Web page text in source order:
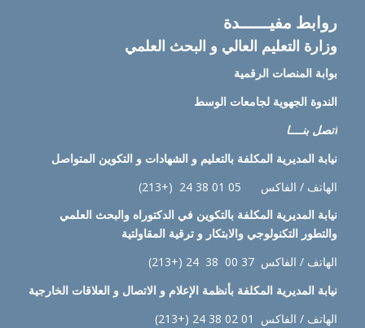
روابط مفيــــــدة
وزارة التعليم العالي و البحث العلمي
بوابة المنصات الرقمية
الندوة الجهوية لجامعات الوسط
اتصل بنــــا
نيابة المديرية المكلفة بالتعليم و الشهادات و التكوين المتواصل
الهاتف / الفاكس 05 01 38 24 (+213)
نيابة المديرية المكلفة بالتكوين في الدكتوراه والبحث العلمي
والتطور التكنولوجي والابتكار و ترقية المقاولتية
الهاتف / الفاكس 37 00 38 24 (+213)
نيابة المديرية المكلفة بأنظمة الإعلام و الاتصال و العلاقات الخارجية
الهاتف / الفاكس 01 02 38 24 (+213)